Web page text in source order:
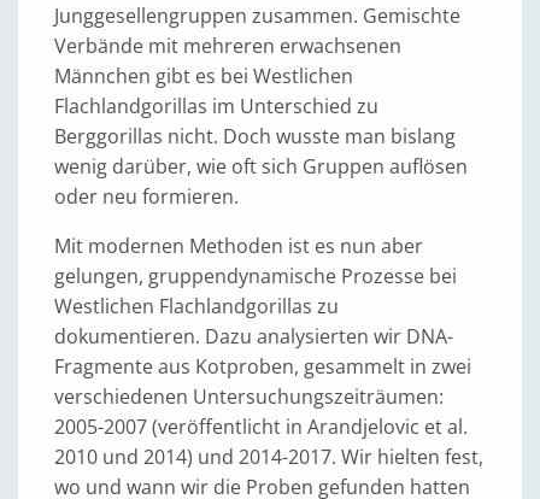
Junggesellengruppen zusammen. Gemischte
Verbände mit mehreren erwachsenen
Männchen gibt es bei Westlichen
Flachlandgorillas im Unterschied zu
Berggorillas nicht. Doch wusste man bislang
wenig darüber, wie oft sich Gruppen auflösen
oder neu formieren.
Mit modernen Methoden ist es nun aber
gelungen, gruppendynamische Prozesse bei
Westlichen Flachlandgorillas zu
dokumentieren. Dazu analysierten wir DNA-
Fragmente aus Kotproben, gesammelt in zwei
verschiedenen Untersuchungszeiträumen:
2005-2007 (veröffentlicht in Arandjelovic et al.
2010 und 2014) und 2014-2017. Wir hielten fest,
wo und wann wir die Proben gefunden hatten